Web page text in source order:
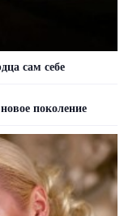
сам себе
поколение